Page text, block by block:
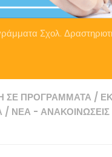
Σχολ.
ΣΕ ΠΡΟΓΡΆΜΜΑΤΑ /
/ ΝΈΑ - ΑΝΑΚΟΙΝΏΣΕΙΣ